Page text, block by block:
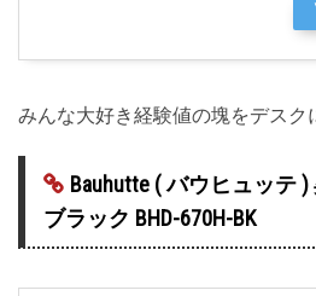
みんな大好き経験値の塊をデスク
Bauhutte ( バウヒュッテ
ブラック BHD-670H-BK